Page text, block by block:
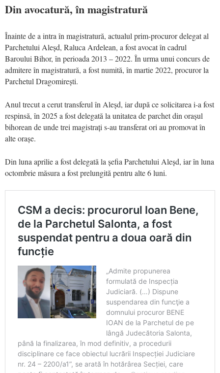
Din avocatură, în magistratură
Înainte de a intra în magistratură, actualul prim-procuror delegat al
Parchetului Aleșd, Raluca Ardelean, a fost avocat în cadrul
Baroului Bihor, în perioada 2013 – 2022. În urma unui concurs de
admitere în magistratură, a fost numită, în martie 2022, procuror la
Parchetul Dragomirești.
Anul trecut a cerut transferul în Aleșd, iar după ce solicitarea i-a fost
respinsă, în 2025 a fost delegată la unitatea de parchet din orașul
bihorean de unde trei magistrați s-au transferat ori au promovat în
alte orașe.
Din luna aprilie a fost delegată la șefia Parchetului Aleșd, iar în luna
octombrie măsura a fost prelungită pentru alte 6 luni.